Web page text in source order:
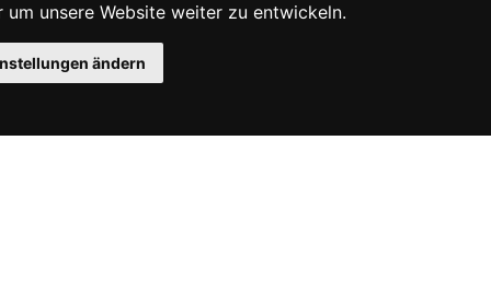
um unsere Website weiter zu entwickeln.
ändern